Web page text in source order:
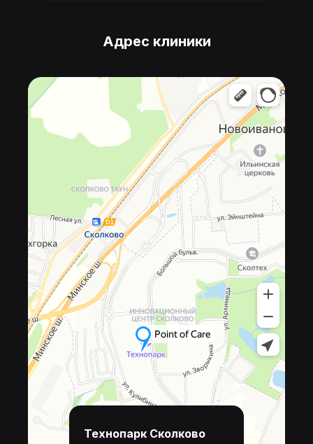
Адрес клиники
Технопарк Сколково